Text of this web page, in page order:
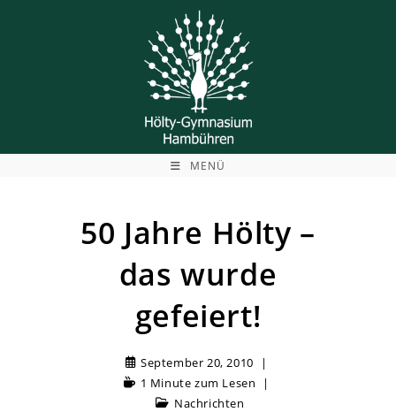
MENÜ
50 Jahre Hölty –
das wurde
gefeiert!
September 20, 2010
1 Minute zum Lesen
Nachrichten